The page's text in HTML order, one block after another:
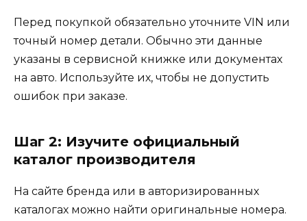
Перед покупкой обязательно уточните VIN или
точный номер детали. Обычно эти данные
указаны в сервисной книжке или документах
на авто. Используйте их, чтобы не допустить
ошибок при заказе.
Шаг 2: Изучите официальный
каталог производителя
На сайте бренда или в авторизированных
каталогах можно найти оригинальные номера.